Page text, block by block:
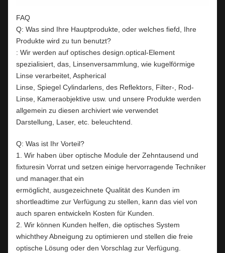
FAQ
Q: Was sind Ihre Hauptprodukte, oder welches fiefd, Ihre
Produkte wird zu tun benutzt?
: Wir werden auf optisches design.optical-Element
spezialisiert, das, Linsenversammlung, wie kugelförmige
Linse verarbeitet, Aspherical
Linse, Spiegel Cylindarlens, des Reflektors, Filter-, Rod-
Linse, Kameraobjektive usw. und unsere Produkte werden
allgemein zu diesen archiviert wie verwendet
Darstellung, Laser, etc. beleuchtend.
Q: Was ist Ihr Vorteil?
1. Wir haben über optische Module der Zehntausend und
fixturesin Vorrat und setzen einige hervorragende Techniker
und manager.that ein
ermöglicht, ausgezeichnete Qualität des Kunden im
shortleadtime zur Verfügung zu stellen, kann das viel von
auch sparen entwickeln Kosten für Kunden.
2. Wir können Kunden helfen, die optisches System
whichthey Abneigung zu optimieren und stellen die freie
optische Lösung oder den Vorschlag zur Verfügung.